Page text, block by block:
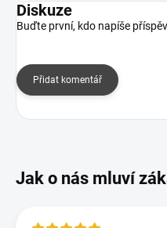
Diskuze
Buďte první, kdo napíše
Přidat komentář